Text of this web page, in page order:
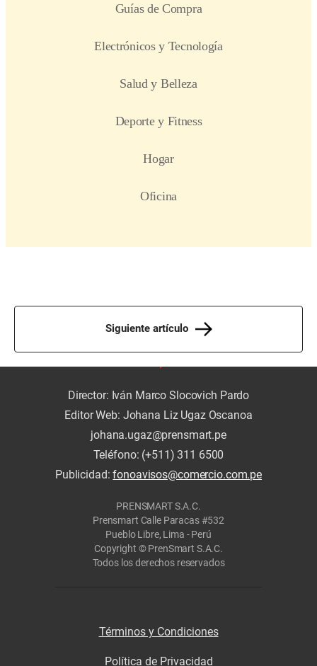
Siguiente artículo
Director: Iván Marco Slocovich Pardo
Editor Web: Johana Liz Ugaz Oscanoa
johana.ugaz@prensmart.pe
Teléfono: (+511) 311 6500
Publicidad:fonoavisos@comercio.com.pe
PRENSMART S.A.C.
Prensmart Calle Paracas #532
Pueblo Libre, Lima - Perú
Copyright © PrenSmart S.A.C.
Todos los derechos reservados
Términos y Condiciones
Política de Privacidad